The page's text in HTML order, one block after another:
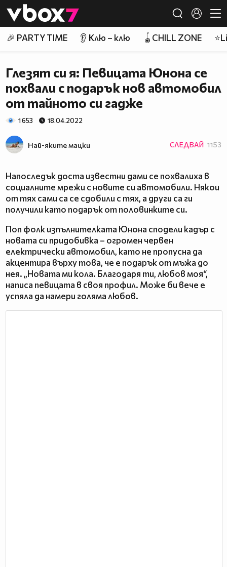
👾
🎉 PARTY TIME 👂 Клю – клю 🪀CHILL ZONE
Глезят си я: Певицата Юнона се
похвали с подарък нов автомобил
от тайното си гадже
1 653 18.04.2022
Най-яките мацки СЛЕДВАЙ 1153
Напоследък доста известни дами се похвалиха в
социалните мрежи с новите си автомобили. Някои
от тях сами са се сдобили с тях, а други са ги
получили като подарък от половинките си.
Поп фолк изпълнителката Юнона сподели кадър с
новата си придобивка – огромен червен
електрически автомобил, като не пропусна да
акцентира върху това, чe е подарък от мъжа до
нея. „Новата ми кола. Благодаря ти, любов моя“,
написа певицата в своя профил. Може би вече е
успяла да намери голяма любов.